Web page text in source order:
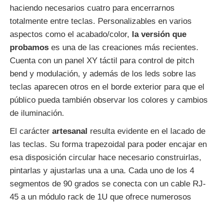
haciendo necesarios cuatro para encerrarnos
totalmente entre teclas. Personalizables en varios
aspectos como el acabado/color, la versión que
probamos es una de las creaciones más recientes.
Cuenta con un panel XY táctil para control de pitch
bend y modulación, y además de los leds sobre las
teclas aparecen otros en el borde exterior para que el
público pueda también observar los colores y cambios
de iluminación.
El carácter artesanal resulta evidente en el lacado de
las teclas. Su forma trapezoidal para poder encajar en
esa disposición circular hace necesario construirlas,
pintarlas y ajustarlas una a una. Cada uno de los 4
segmentos de 90 grados se conecta con un cable RJ-
45 a un módulo rack de 1U que ofrece numerosos